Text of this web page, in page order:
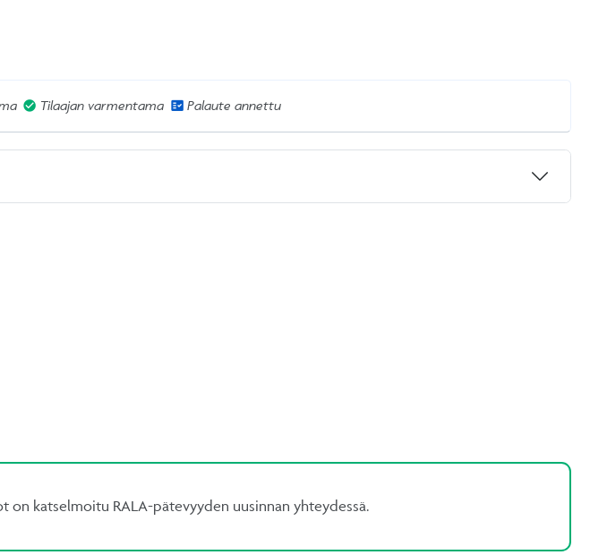
Tilaajan varmentama Palaute annettu
on katselmoitu RALA-pätevyyden uusinnan yhteydessä.